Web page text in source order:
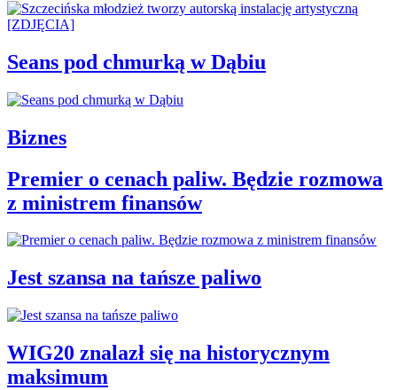
Seans pod chmurką w Dąbiu
Biznes
Premier o cenach paliw. Będzie rozmowa
z ministrem finansów
Jest szansa na tańsze paliwo
WIG20 znalazł się na historycznym
maksimum